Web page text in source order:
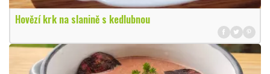
Hovězí krk na slanině s kedlubnou